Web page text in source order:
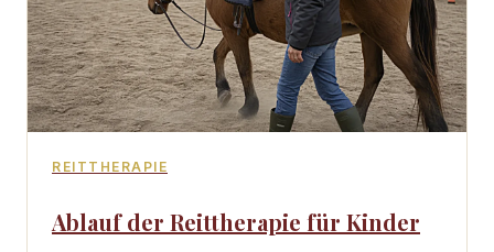
REITTHERAPIE
Ablauf der Reittherapie für Kinder